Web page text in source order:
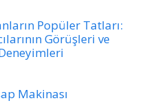
Popüler Tatları:
Görüşleri ve
Makinası